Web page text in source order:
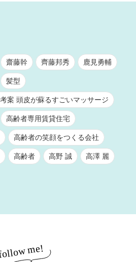
齋藤幹 齊藤邦秀 鹿見勇輔
髪型
案 頭皮が蘇るすごいマッサージ
高齢者専用賃貸住宅
高齢者の笑顔をつくる会社
高齢者 高野 誠 高澤 麗